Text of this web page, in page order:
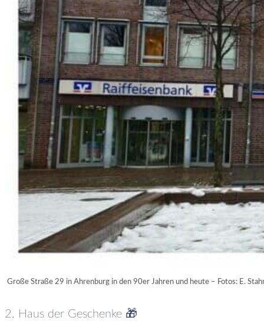
Große Straße 29 in Ahrenburg in den 90er Jahren und heute – Fotos: E.
2. Haus der Geschenke 🎁